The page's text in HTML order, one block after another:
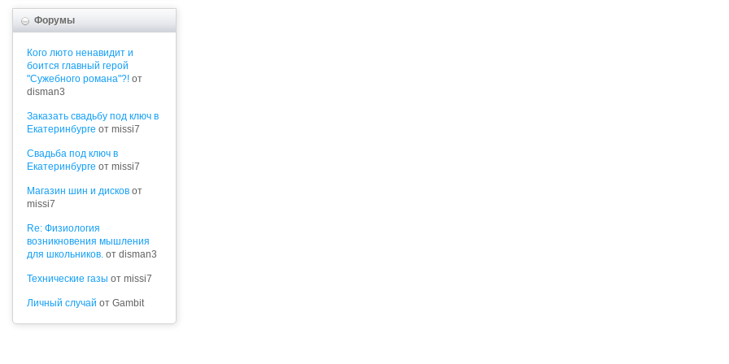
Форумы
Кого люто ненавидит и
боится главный герой
"Сужебного романа"?! от
disman3
Заказать свадьбу под ключ в
Екатеринбурге от missi7
Cвадьба под ключ в
Екатеринбурге от missi7
Магазин шин и дисков от
missi7
Re: Физиология
возникновения мышления
для школьников. от disman3
Технические газы от missi7
Личный случай от Gambit